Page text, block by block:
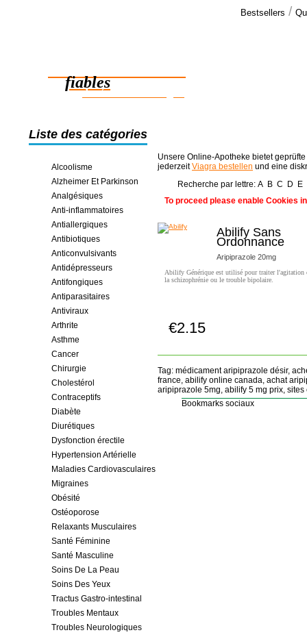
Bestsellers /
fiables
des économies en ligne
Liste des catégories
Alcoolisme
Alzheimer Et Parkinson
Analgésiques
Anti-inflammatoires
Antiallergiques
Antibiotiques
Anticonvulsivants
Antidépresseurs
Antifongiques
Antiparasitaires
Antiviraux
Arthrite
Asthme
Cancer
Chirurgie
Cholestérol
Contraceptifs
Diabète
Diurétiques
Dysfonction érectile
Hypertension Artérielle
Maladies Cardiovasculaires
Migraines
Obésité
Ostéoporose
Relaxants Musculaires
Santé Féminine
Santé Masculine
Soins De La Peau
Soins Des Yeux
Tractus Gastro-intestinal
Troubles Mentaux
Troubles Neurologiques
Unsere Online-Apotheke bietet
jederzeitViagra bestellen und eine
Recherche par lettre: A B C D E
To proceed please enable Cookies
Abilify Sans
Ordonnance
Aripiprazole 20mg
Abilify Générique est utilisé pour traiter l'agitation
la schizophrénie ou le trouble bipolaire.
€2.15
Tag: médicament aripiprazole désir,
france, abilify online canada, achat
aripiprazole 5mg, abilify 5 mg prix,
Bookmarks sociaux